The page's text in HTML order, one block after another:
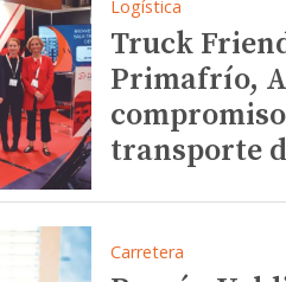
Logística
Truck
Primafrío,
transporte
Carretera